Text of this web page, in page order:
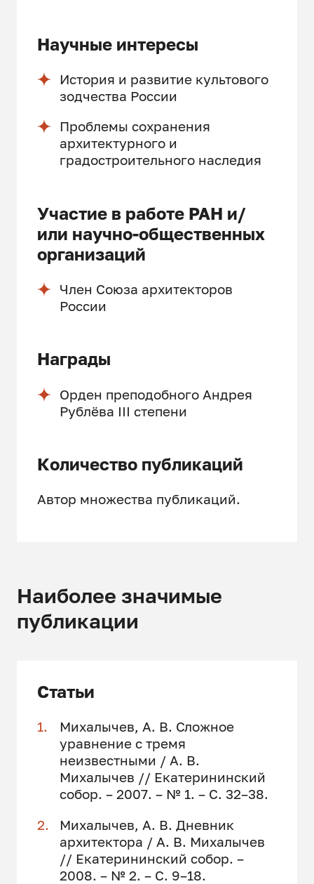
Научные интересы
История и развитие культового
зодчества России
Проблемы сохранения
архитектурного и
градостроительного наследия
Участие в работе РАН и/
или научно-общественных
организаций
Член Союза архитекторов
России
Награды
Орден преподобного Андрея
Рублёва III степени
Количество публикаций
Автор множества публикаций.
Наиболее значимые
публикации
Статьи
Михалычев, А. В. Сложное
уравнение с тремя
неизвестными / А. В.
Михалычев // Екатерининский
собор. – 2007. – № 1. – С. 32–38.
Михалычев, А. В. Дневник
архитектора / А. В. Михалычев
// Екатерининский собор. –
2008. – № 2. – С. 9–18.